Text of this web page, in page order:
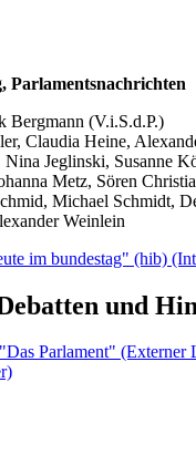
Parlamentsnachrichten
Bergmann (V.i.S.d.P.)
Claudia Heine,
Nina Jeglinski, Susanne
Metz, Sören
Michael Schmidt,
Weinlein
im bundestag" (hib)
und
Parlament" (Externer